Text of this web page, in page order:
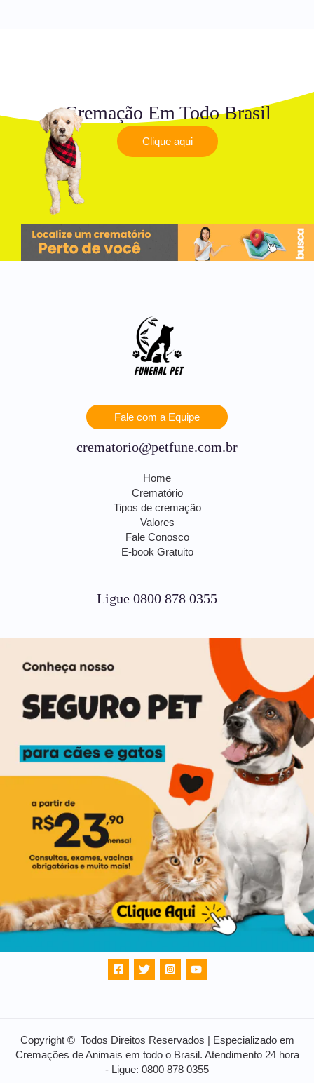
Cremação Em Todo Brasil
Clique aqui
Fale com a Equipe
crematorio@petfune.com.br
Home
Crematório
Tipos de cremação
Valores
Fale Conosco
E-book Gratuito
Ligue 0800 878 0355
Copyright © Todos Direitos Reservados | Especializado em
Cremações de Animais em todo o Brasil. Atendimento 24 hora
- Ligue: 0800 878 0355